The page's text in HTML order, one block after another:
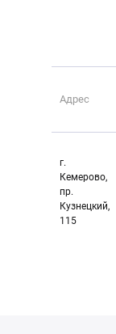
Адрес
г.
Кемерово,
пр.
Кузнецкий,
115